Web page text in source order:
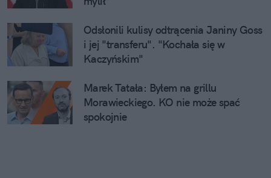
Odsłonili kulisy odtrącenia Janiny Goss
i jej "transferu". "Kochała się w
Kaczyńskim"
Marek Tatała: Byłem na grillu
Morawieckiego. KO nie może spać
spokojnie